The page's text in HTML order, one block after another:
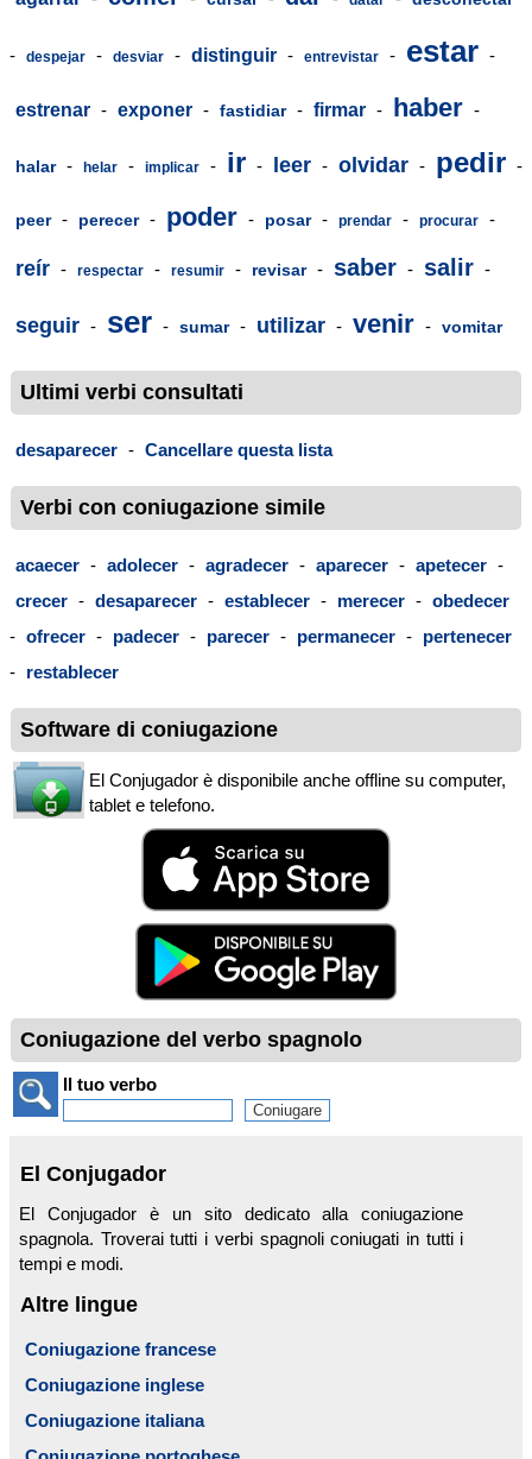
- despejar - desviar - distinguir - entrevistar - estar -
estrenar - exponer - fastidiar - firmar - haber -
halar - helar - implicar - ir - leer - olvidar - pedir -
peer - perecer - poder - posar - prendar - procurar -
reír - respectar - resumir - revisar - saber - salir -
seguir - ser - sumar - utilizar - venir - vomitar
Ultimi verbi consultati
desaparecer - Cancellare questa lista
Verbi con coniugazione simile
acaecer - adolecer - agradecer - aparecer - apetecer -
crecer - desaparecer - establecer - merecer - obedecer
- ofrecer - padecer - parecer - permanecer - pertenecer
- restablecer
Software di coniugazione
El Conjugador è disponibile anche offline su computer,
tablet e telefono.
Coniugazione del verbo spagnolo
Il tuo verbo
El Conjugador
El Conjugador è un sito dedicato alla coniugazione
spagnola. Troverai tutti i verbi spagnoli coniugati in tutti i
tempi e modi.
Altre lingue
Coniugazione francese
Coniugazione inglese
Coniugazione italiana